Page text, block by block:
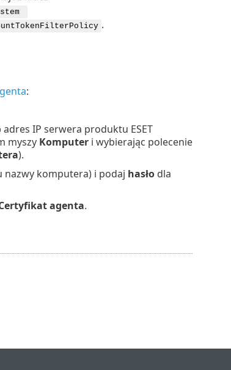
.
:
IP serwera produktu ESET
myszy Komputeri wybierając polecenie
).
komputera) i podaj hasłodla
agenta.